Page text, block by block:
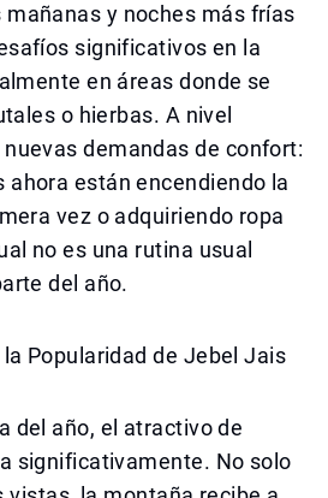
y noches más frías
significativos en la
en áreas donde se
o hierbas. A nivel
demandas de confort:
ahora están encendiendo la
vez o adquiriendo ropa
no es una rutina usual
del año.
Popularidad de Jebel Jais
del año, el atractivo de
significativamente. No solo